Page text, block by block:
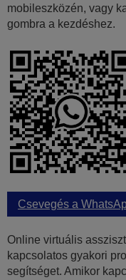
mobileszközén, vagy
gombra a kezdéshez.
Csevegés a
Online virtuális
kapcsolatos gyakori
segítséget. Amikor